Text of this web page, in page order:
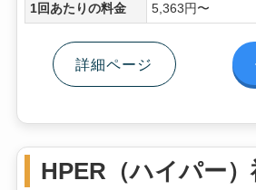
1回あたりの料金 5,363円〜
詳細ページ
HPER（ハイパー